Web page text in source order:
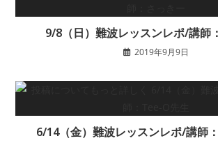
9/8（日）難波レッスンレポ/講師
2019年9月9日
6/14（金）難波レッスンレポ/講師